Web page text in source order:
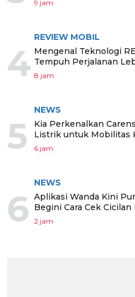
9 jam
4
REVIEW MOBIL
Mengenal Teknologi
Tempuh Perjalanan
8 jam
5
NEWS
Kia Perkenalkan
Listrik untuk Mobilitas
6 jam
6
NEWS
Aplikasi Wanda Kini
Begini Cara Cek
2 jam